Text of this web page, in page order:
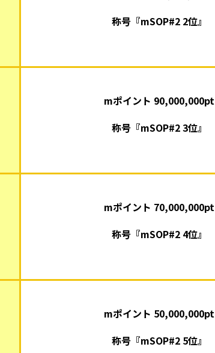
称号『mSOP#2 2位』
mポイント 90,000,000pt
称号『mSOP#2 3位』
mポイント 70,000,000pt
称号『mSOP#2 4位』
mポイント 50,000,000pt
称号『mSOP#2 5位』